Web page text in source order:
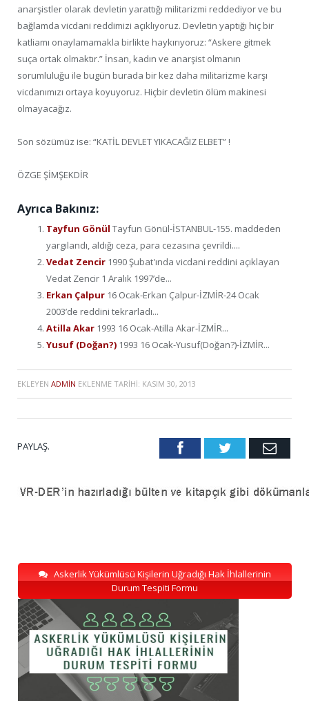
anarşistler olarak devletin yarattığı militarizmi reddediyor ve bu
bağlamda vicdani reddimizi açıklıyoruz. Devletin yaptığı hiç bir
katliamı onaylamamakla birlikte haykırıyoruz: “Askere gitmek
suça ortak olmaktır.” İnsan, kadın ve anarşist olmanın
sorumluluğu ile bugün burada bir kez daha militarizme karşı
vicdanımızı ortaya koyuyoruz. Hiçbir devletin ölüm makinesi
olmayacağız.
Son sözümüz ise: “KATİL DEVLET YIKACAĞIZ ELBET” !
ÖZGE ŞİMŞEKDİR
Ayrıca Bakınız:
Tayfun Gönül Tayfun Gönül-İSTANBUL-155. maddeden
yargılandı, aldığı ceza, para cezasına çevrildi....
Vedat Zencir 1990 Şubat'ında vicdani reddini açıklayan
Vedat Zencir 1 Aralık 1997’de...
Erkan Çalpur 16 Ocak-Erkan Çalpur-İZMİR-24 Ocak
2003’de reddini tekrarladı...
Atilla Akar 1993 16 Ocak-Atilla Akar-İZMİR...
Yusuf (Doğan?) 1993 16 Ocak-Yusuf(Doğan?)-İZMİR...
EKLEYEN ADMIN EKLENME TARIHI: KASIM 30, 2013
PAYLAŞ. FacebookTwitter Email
Askerlik Yükümlüsü Kişilerin Uğradığı Hak İhlallerinin
Durum Tespiti Formu